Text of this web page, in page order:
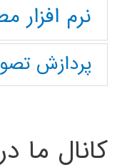
نرم افزار
پردازش
کانال ما